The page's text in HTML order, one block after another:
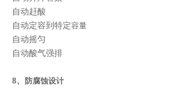
自动赶酸
自动定容到特定容量
自动摇匀
自动酸气强排
8、 防腐蚀设计